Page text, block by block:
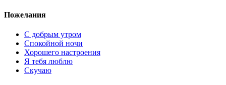
Пожелания
С добрым утром
Спокойной ночи
Хорошего настроения
Я тебя люблю
Скучаю